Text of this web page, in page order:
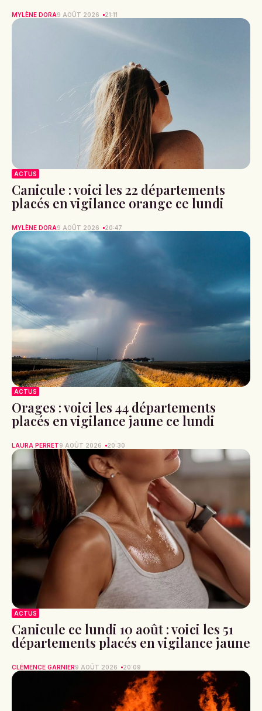
MYLÈNE DORA9 AOÛT 2026 21:11
ACTUS
Canicule : voici les 22 départements
placés en vigilance orange ce lundi
MYLÈNE DORA9 AOÛT 2026 20:47
ACTUS
Orages : voici les 44 départements
placés en vigilance jaune ce lundi
LAURA PERRET9 AOÛT 2026 20:30
ACTUS
Canicule ce lundi 10 août : voici les 51
départements placés en vigilance jaune
CLÉMENCE GARNIER9 AOÛT 2026 20:09